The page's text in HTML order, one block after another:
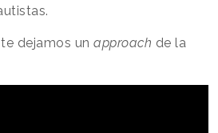
dejamos un approach de la